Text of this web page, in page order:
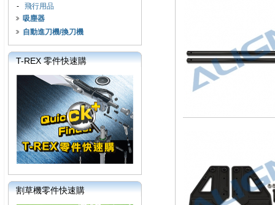
- 飛行用品
吸塵器
自動進刀機/換刀機
T-REX 零件快速購
割草機零件快速購